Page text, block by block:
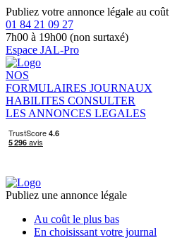
Publiez votre annonce légale au
01 84 21 09 27
7h00 à 19h00 (non surtaxé)
Espace JAL-Pro
NOS
FORMULAIRES JOURNAUX
HABILITES CONSULTER
LES ANNONCES LEGALES
Publiez une annonce légale
Au coût le plus bas
En choisissant votre journal